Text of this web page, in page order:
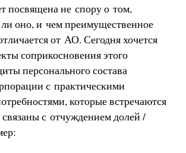
посвящена не спору о том,
оно, и чем преимущественное
от АО. Сегодня хочется
соприкосновения этого
персонального состава
с практическими
которые встречаются
с отчуждением долей /